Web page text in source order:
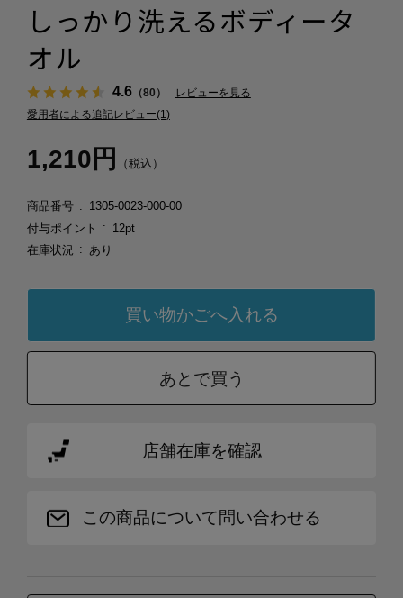
しっかり洗えるボディータ
オル
4.6（80）
レビューを見る
愛用者による追記レビュー(1)
1,210円 （税込）
商品番号
1305-0023-000-00
付与ポイント
12pt
在庫状況
あり
あとで買う
店舗在庫を確認
この商品について問い合わせる